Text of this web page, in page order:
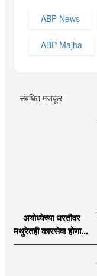
ABP News
ABP Majha
संबंधित मजकूर
अयोध्येच्या धरतीवर
मथुरेतही कारसेवा होणार?
| Shri Krishna